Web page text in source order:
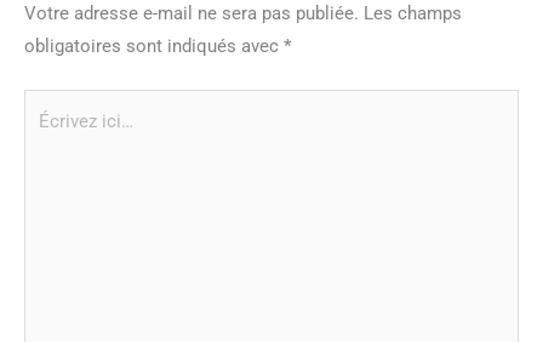
Votre adresse e-mail ne sera pas publiée. Les champs
obligatoires sont indiqués avec *